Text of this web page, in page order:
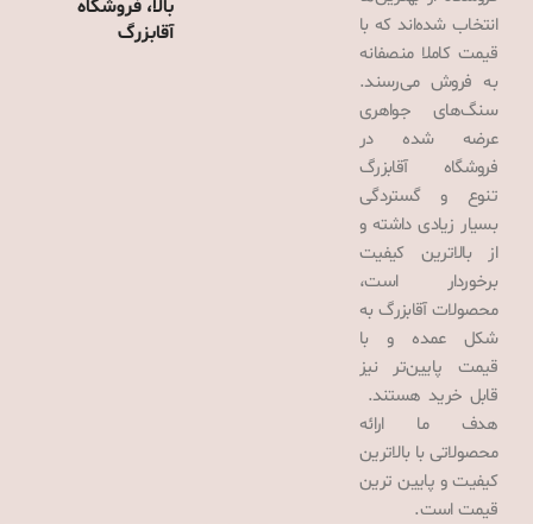
انتخاب شده‌اند که با
قیمت کاملا منصفانه
به فروش می‌رسند.
سنگ‌های جواهری
عرضه شده در
فروشگاه آقابزرگ
تنوع و گستردگی
بسیار زیادی داشته و
از بالاترین کیفیت
برخوردار است،
محصولات آقابزرگ به
شکل عمده و با
قیمت پایین‌تر نیز
قابل خرید هستند.
هدف ما ارائه
محصولاتی با بالاترین
کیفیت و پایین ترین
قیمت است.
بالا، فروشگاه
آقابزرگ